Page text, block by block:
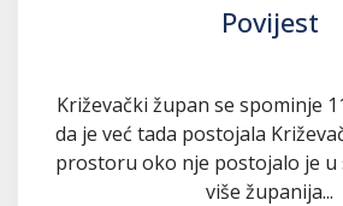
Povijest
Križevački župan se spominje
da je već tada postojala
prostoru oko nje postojalo je u
više županija...